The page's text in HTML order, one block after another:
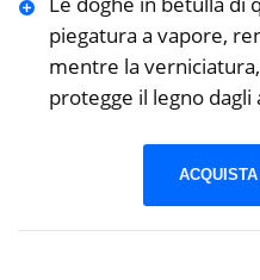
piegatura a vapore,
mentre la
protegge il legno